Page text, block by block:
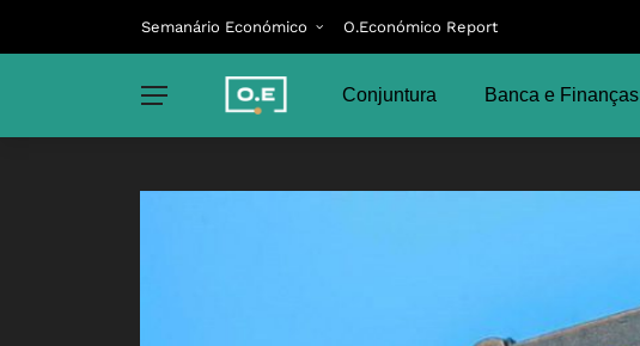
Semanário Económico O.Económico Report
Conjuntura Banca e Finanças